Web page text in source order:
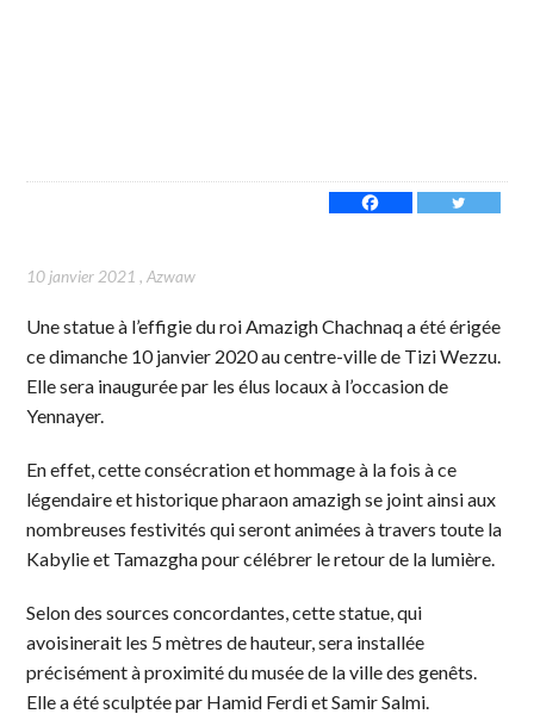
10 janvier 2021 ,Azwaw
Une statue à l’effigie du roi Amazigh Chachnaq a été érigée
ce dimanche 10 janvier 2020 au centre-ville de Tizi Wezzu.
Elle sera inaugurée par les élus locaux à l’occasion de
Yennayer.
En effet, cette consécration et hommage à la fois à ce
légendaire et historique pharaon amazigh se joint ainsi aux
nombreuses festivités qui seront animées à travers toute la
Kabylie et Tamazgha pour célébrer le retour de la lumière.
Selon des sources concordantes, cette statue, qui
avoisinerait les 5 mètres de hauteur, sera installée
précisément à proximité du musée de la ville des genêts.
Elle a été sculptée par Hamid Ferdi et Samir Salmi.